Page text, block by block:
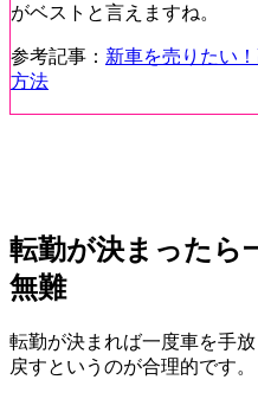
がベストと言えますね。
参考記事： 新車を売りたい
方法
転勤が決まったら
無難
転勤が決まれば一度車を手
戻すというのが合理的です。